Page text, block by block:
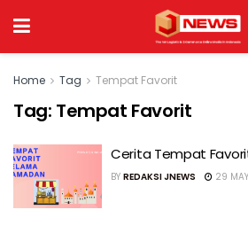
Home Tag Tempat Favorit
Tag: Tempat Favorit
Cerita Tempat
BY REDAKSI JNEWS 29